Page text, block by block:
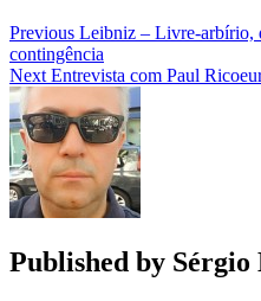
Previous Leibniz – Livre-arbírio,
contingência
Next Entrevista com Paul
Published by Sérgio